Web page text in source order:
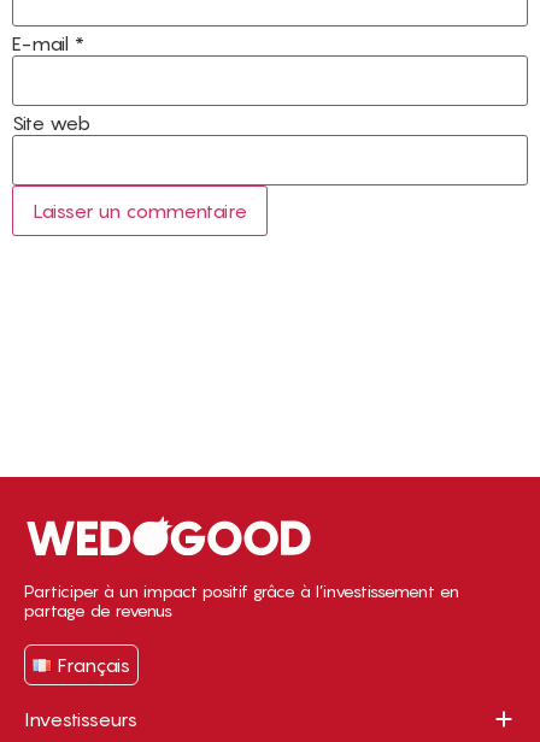
E-mail *
Site web
Participer à un impact positif grâce à l’investissement en
partage de revenus
Français
Investisseurs